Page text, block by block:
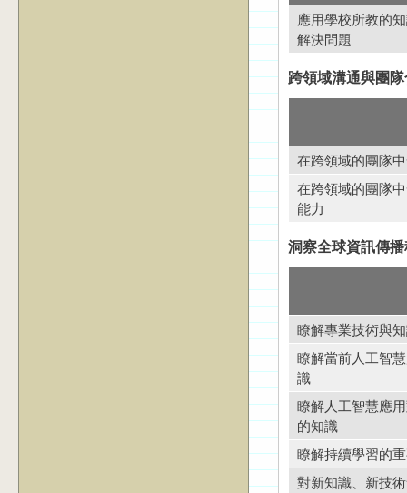
應用學校所教的
解決問題
跨領域溝通與團
在跨領域的團隊
在跨領域的團隊
能力
洞察全球資訊傳
瞭解專業技術與
瞭解當前人工智
識
瞭解人工智慧應
的知識
瞭解持續學習的
對新知識、新技